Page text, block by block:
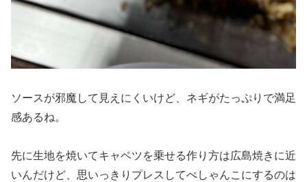
ソースが邪魔して見えにくいけど、ネギがたっぷりで満足
感あるね。
先に生地を焼いてキャベツを乗せる作り方は広島焼きに近
いんだけど、思いっきりプレスしてぺしゃんこにするのは